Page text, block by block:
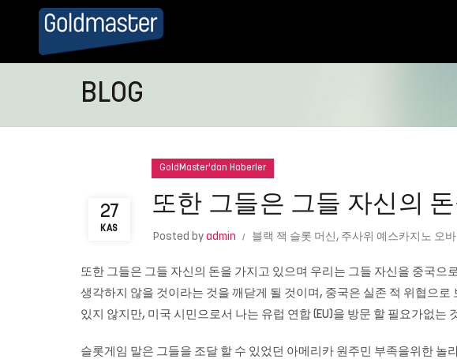
BLOG
27
KAS
GoldMaster'dan Haberler
또한 그들은 그들 자신의
Posted by admin 블랙 잭 슬롯 머신, 주사위 예스카지노 오
또한 그들은 그들 자신의 돈을 가지고 있으며 우리는 그들 자신을 중국
생각하지 않을 것이라는 것을 깨닫게 될 것이며, 중국은 실존 적 위협으
있지 않지만, 미국 시민으로서 나는 유럽 연합 (EU)을 방문 할 필요가없
슬롯게임 말은 그들을 조달 할 수 있었던 아메리카 원주민 부족을위한